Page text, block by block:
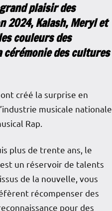
plaisir des
2024, Kalash, Meryl et
couleurs des
des cultures
créé la surprise en
musicale nationale
Rap.
plus de trente ans, le
un réservoir de talents
de la nouvelle, vous
récompenser des
pour des